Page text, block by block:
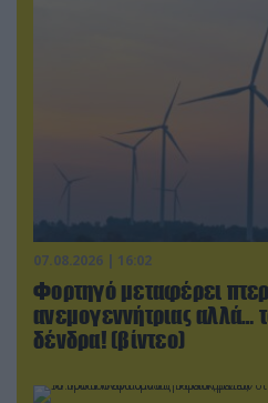
07.08.2026 | 16:02
Φορτηγό μεταφέρει
ανεμογεννήτριας αλλά…
δένδρα! (βίντεο)